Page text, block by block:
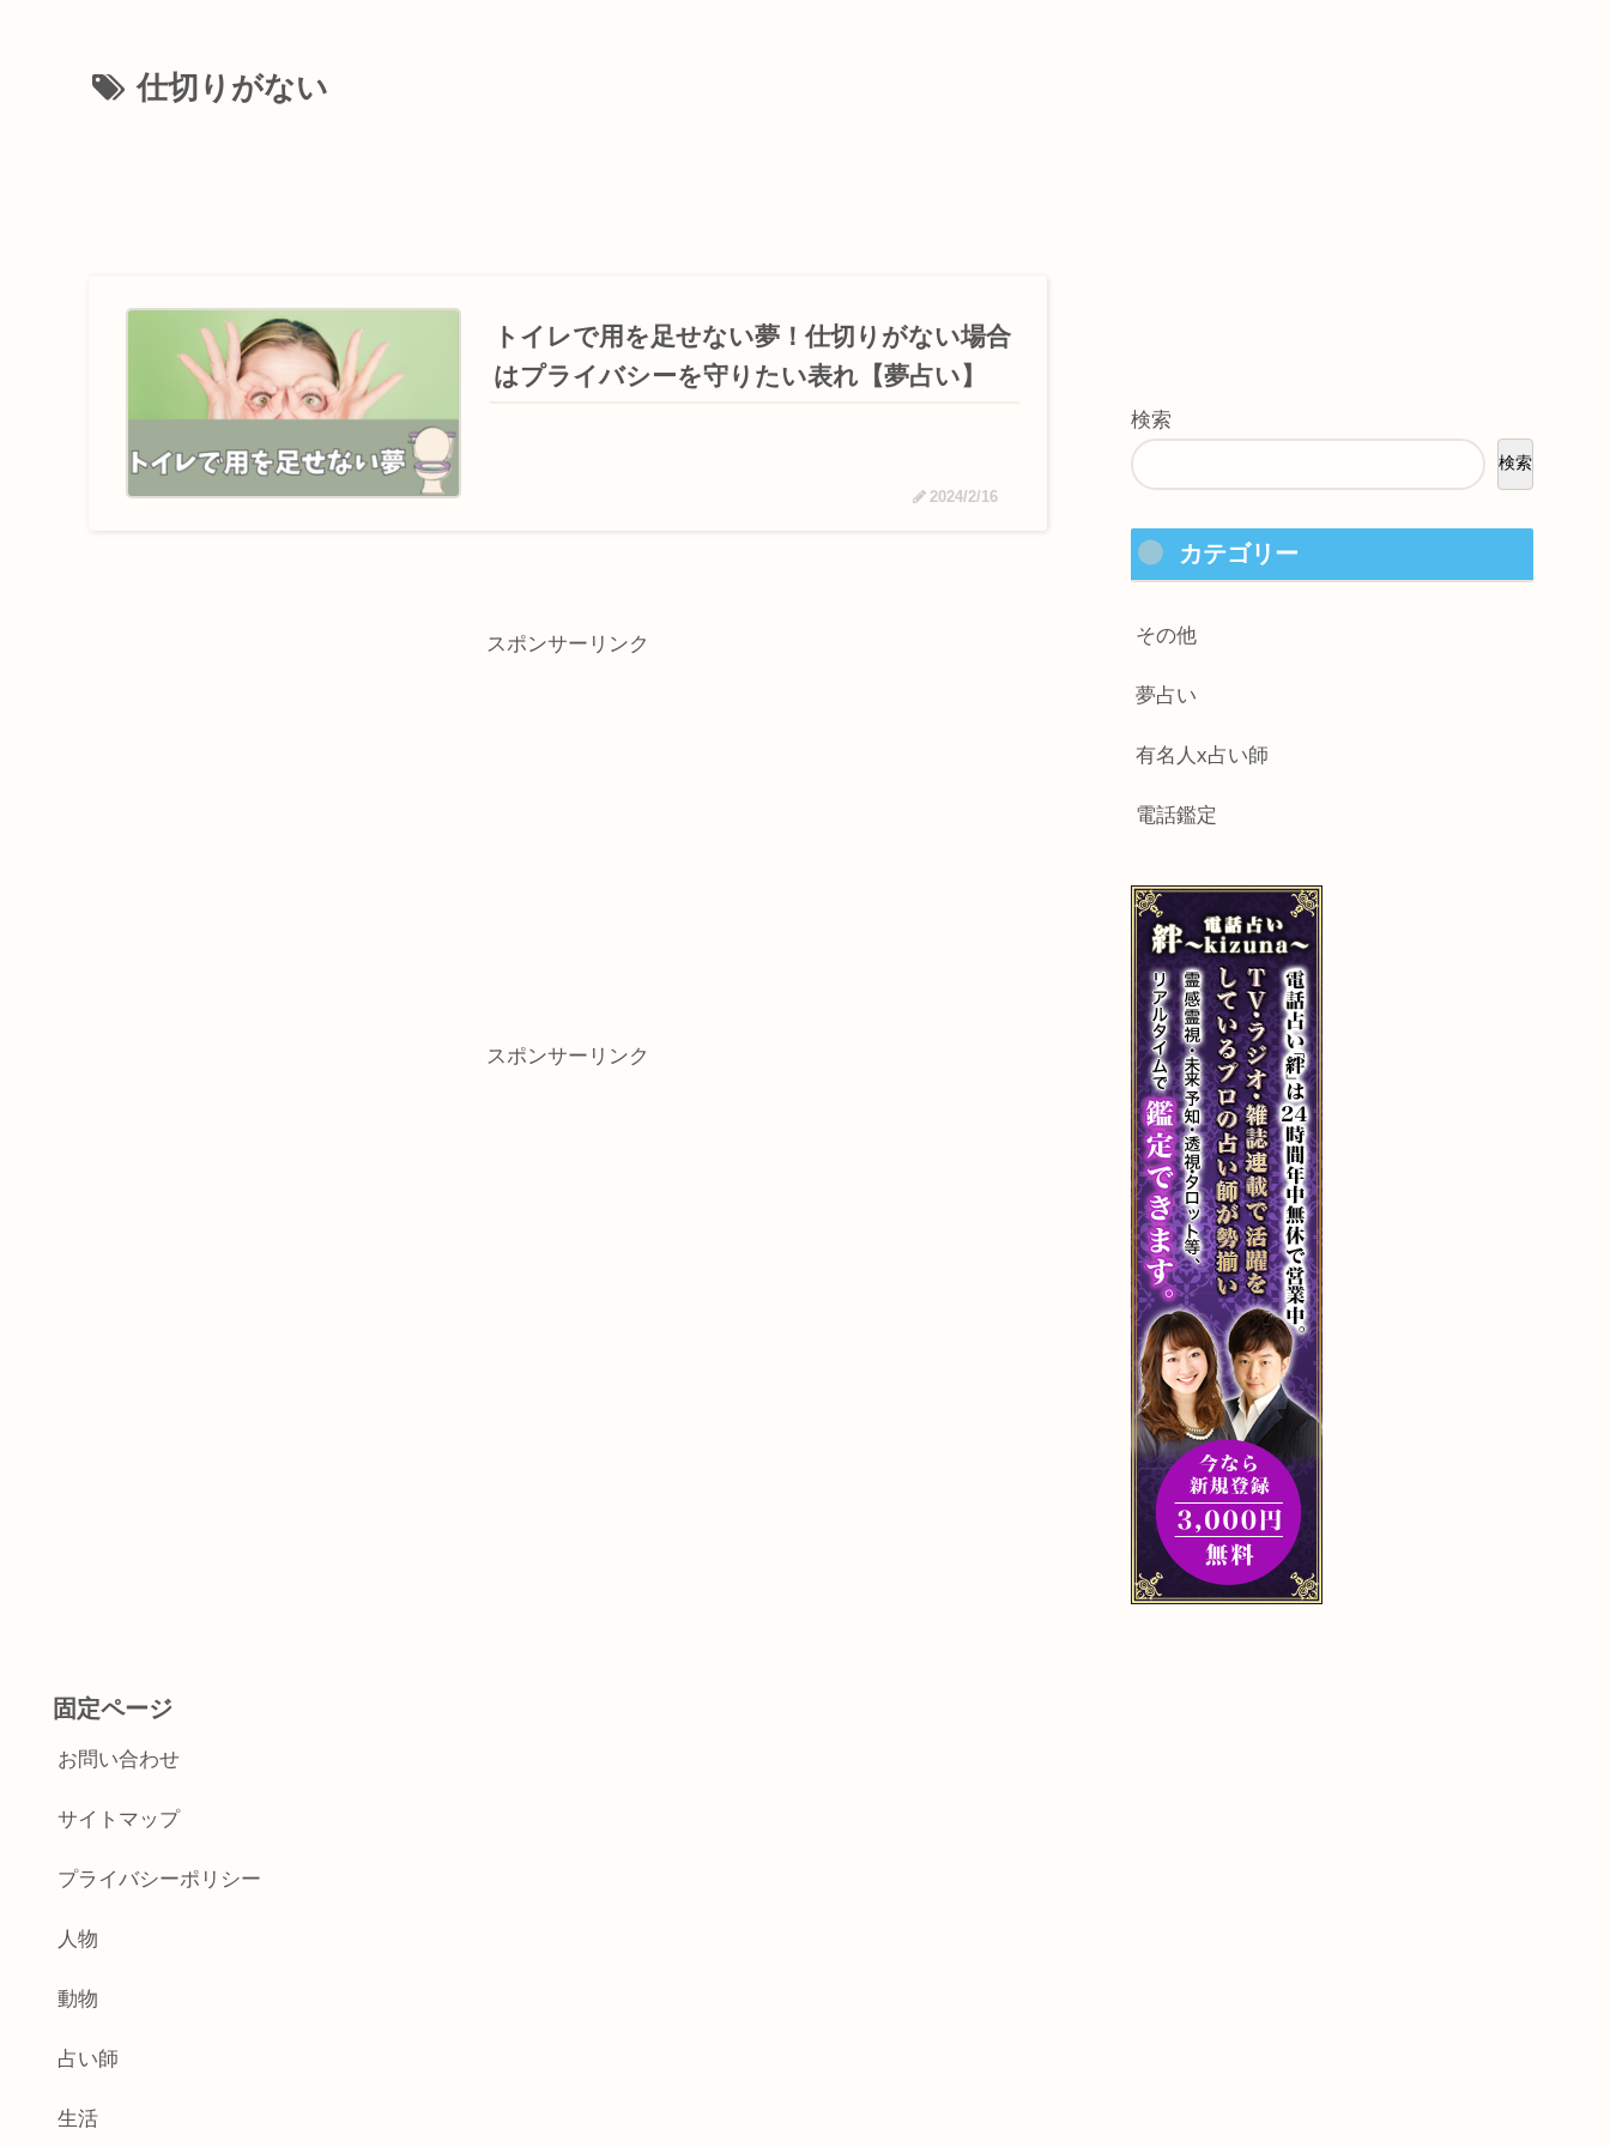
仕切りがない
トイレで用を足せない夢！仕切りがない場合
はプライバシーを守りたい表れ【夢占い】
2024/2/16
スポンサーリンク
スポンサーリンク
検索
検索
カテゴリー
その他
夢占い
有名人x占い師
電話鑑定
固定ページ
お問い合わせ
サイトマップ
プライバシーポリシー
人物
動物
占い師
生活